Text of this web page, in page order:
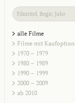
alle Filme
Filme mit Kaufoption
1970 – 1979
1980 – 1989
1990 – 1999
2000 – 2009
ab 2010